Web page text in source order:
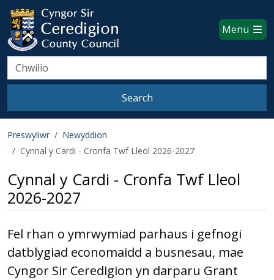
Skip to main content
Ceredigion County Council
Menu
Search
Search
Preswyliwr
Newyddion
Cynnal y Cardi - Cronfa Twf Lleol 2026-2027
Cynnal y Cardi - Cronfa Twf Lleol
2026-2027
Fel rhan o ymrwymiad parhaus i gefnogi
datblygiad economaidd a busnesau, mae
Cyngor Sir Ceredigion yn darparu Grant